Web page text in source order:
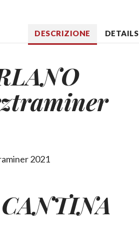
DESCRIZIONE DETAILS
2021
CANTINA